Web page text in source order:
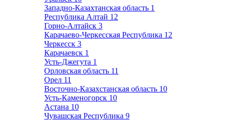
Западно-Казахтанская область 1
Республика Алтай 12
Горно-Алтайск 3
Карачаево-Черкесская Республика 12
Черкесск 3
Карачаевск 1
Усть-Джегута 1
Орловская область 11
Орел 11
Восточно-Казахстанская область 10
Усть-Каменогорск 10
Астана 10
Чувашская Республика 9